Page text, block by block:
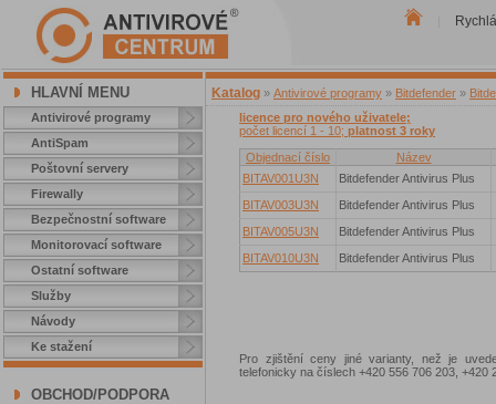
HLAVNÍ MENU
Antivirové programy
AntiSpam
Poštovní servery
Firewally
Bezpečnostní software
Monitorovací software
Ostatní software
Služby
Návody
Ke stažení
OBCHOD/PODPORA
Katalog » Antivirové programy » Bitdefender »
licence pro nového uživatele;
počet licencí 1 - 10; platnost 3 roky
Objednací číslo
Název
BITAV001U3N
Bitdefender Antivirus Plus
BITAV003U3N
Bitdefender Antivirus Plus
BITAV005U3N
Bitdefender Antivirus Plus
BITAV010U3N
Bitdefender Antivirus Plus
Pro zjištění ceny jiné varianty, než je
telefonicky na číslech +420 556 706 203, +420